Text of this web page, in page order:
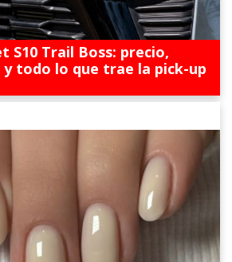
S10 Trail Boss: precio,
todo lo que trae la pick-up